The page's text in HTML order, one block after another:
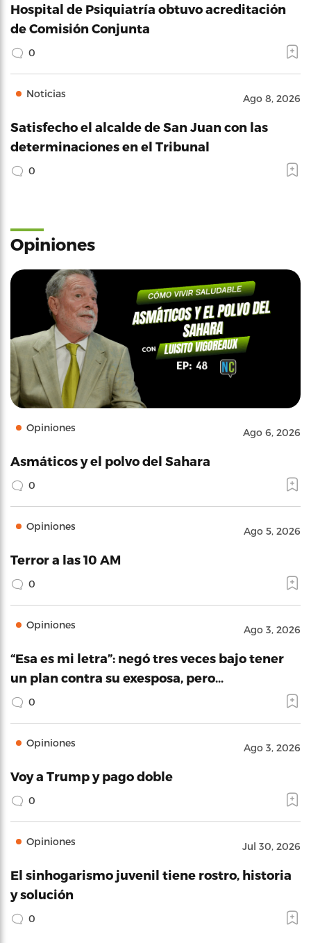
Hospital de Psiquiatría obtuvo acreditación
de Comisión Conjunta
0
Noticias Ago 8, 2026
Satisfecho el alcalde de San Juan con las
determinaciones en el Tribunal
0
Opiniones
Opiniones Ago 6, 2026
Asmáticos y el polvo del Sahara
0
Opiniones Ago 5, 2026
Terror a las 10 AM
0
Opiniones Ago 3, 2026
“Esa es mi letra”: negó tres veces bajo tener
un plan contra su exesposa, pero…
0
Opiniones Ago 3, 2026
Voy a Trump y pago doble
0
Opiniones Jul 30, 2026
El sinhogarismo juvenil tiene rostro, historia
y solución
0